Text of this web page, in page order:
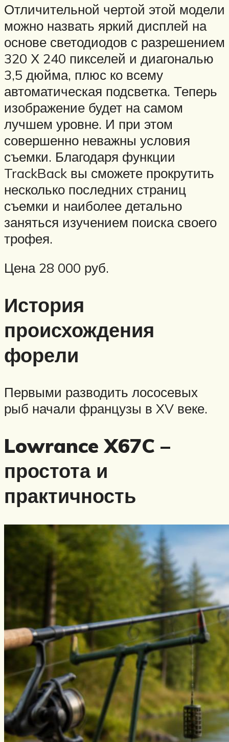
Отличительной чертой этой модели
можно назвать яркий дисплей на
основе светодиодов с разрешением
320 Х 240 пикселей и диагональю
3,5 дюйма, плюс ко всему
автоматическая подсветка. Теперь
изображение будет на самом
лучшем уровне. И при этом
совершенно неважны условия
съемки. Благодаря функции
TrackBack вы сможете прокрутить
несколько последних страниц
съемки и наиболее детально
заняться изучением поиска своего
трофея.
Цена 28 000 руб.
История
происхождения
форели
Первыми разводить лососевых
рыб начали французы в XV веке.
Lowrance X67C –
простота и
практичность